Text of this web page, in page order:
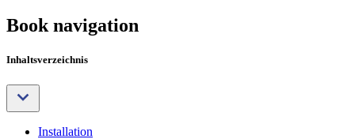
Book navigation
Inhaltsverzeichnis
Installation